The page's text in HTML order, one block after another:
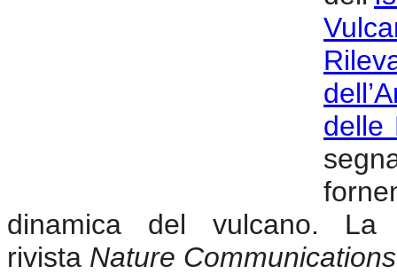
delle
dinamica del vulcano.
rivista Nature Communications